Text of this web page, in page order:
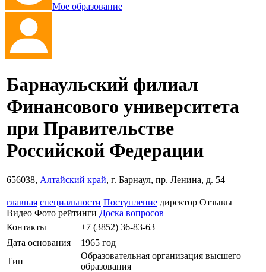
Мое образование
Барнаульский филиал
Финансового университета
при Правительстве
Российской Федерации
656038, Алтайский край, г. Барнаул, пр. Ленина, д. 54
главная специальности Поступление директор Отзывы
Видео Фото рейтинги Доска вопросов
Контакты
+7 (3852) 36-83-63
Дата основания
1965 год
Тип
Образовательная организация высшего
образования